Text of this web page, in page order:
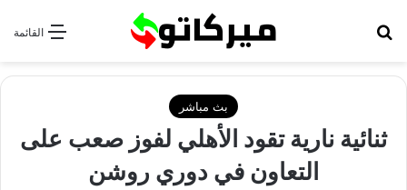
القائمة
بث مباشر
ثنائية نارية تقود الأهلي لفوز صعب على
التعاون في دوري روشن